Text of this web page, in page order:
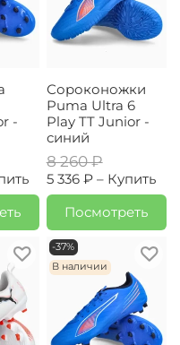
-
Сороконожки
Puma Ultra 6
Play TT Junior -
синий
8 260 ₽
5 336 ₽ – Купить
Посмотреть
-37%
В наличии